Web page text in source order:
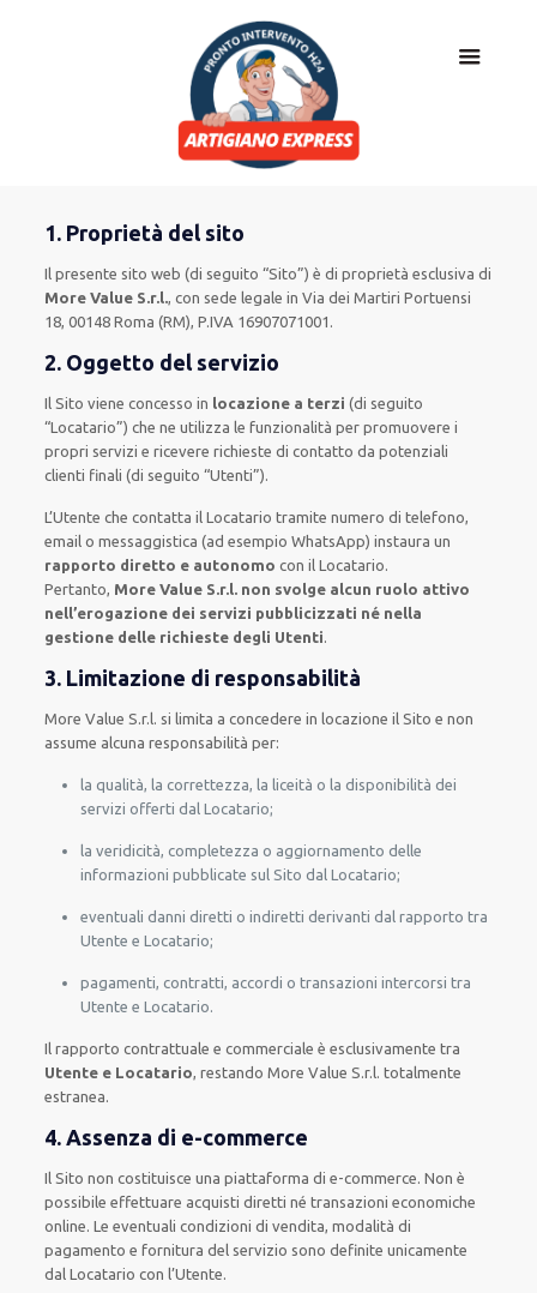
1. Proprietà del sito
Il presente sito web (di seguito “Sito”) è di proprietà esclusiva di
More Value S.r.l., con sede legale in Via dei Martiri Portuensi
18, 00148 Roma (RM), P.IVA 16907071001.
2. Oggetto del servizio
Il Sito viene concesso in locazione a terzi (di seguito
“Locatario”) che ne utilizza le funzionalità per promuovere i
propri servizi e ricevere richieste di contatto da potenziali
clienti finali (di seguito “Utenti”).
L’Utente che contatta il Locatario tramite numero di telefono,
email o messaggistica (ad esempio WhatsApp) instaura un
rapporto diretto e autonomo con il Locatario.
Pertanto, More Value S.r.l. non svolge alcun ruolo attivo
nell’erogazione dei servizi pubblicizzati né nella
gestione delle richieste degli Utenti.
3. Limitazione di responsabilità
More Value S.r.l. si limita a concedere in locazione il Sito e non
assume alcuna responsabilità per:
la qualità, la correttezza, la liceità o la disponibilità dei
servizi offerti dal Locatario;
la veridicità, completezza o aggiornamento delle
informazioni pubblicate sul Sito dal Locatario;
eventuali danni diretti o indiretti derivanti dal rapporto tra
Utente e Locatario;
pagamenti, contratti, accordi o transazioni intercorsi tra
Utente e Locatario.
Il rapporto contrattuale e commerciale è esclusivamente tra
Utente e Locatario, restando More Value S.r.l. totalmente
estranea.
4. Assenza di e-commerce
Il Sito non costituisce una piattaforma di e-commerce. Non è
possibile effettuare acquisti diretti né transazioni economiche
online. Le eventuali condizioni di vendita, modalità di
pagamento e fornitura del servizio sono definite unicamente
dal Locatario con l’Utente.